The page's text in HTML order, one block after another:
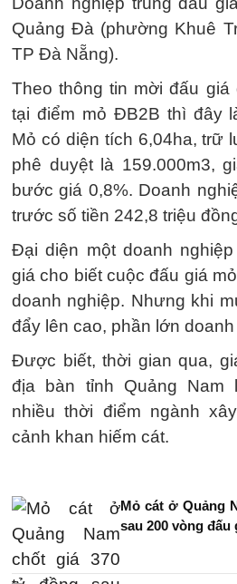
Quảng Đà (phường Khuê
TP Đà Nẵng).
Theo thông tin mời đấu giá
tại điểm mỏ ĐB2B thì đây
Mỏ có diện tích 6,04ha, trữ
phê duyệt là 159.000m3,
bước giá 0,8%. Doanh
trước số tiền 242,8 triệu
Đại diện một doanh
giá cho biết cuộc đấu giá
doanh nghiệp. Nhưng khi
đẩy lên cao, phần lớn
Được biết, thời gian qua,
địa bàn tỉnh Quảng Nam
nhiều thời điểm ngành
cảnh khan hiếm cát.
Mỏ cát ở Quảng
sau 200 vòng đấu